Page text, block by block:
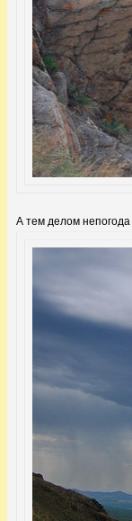
А тем делом